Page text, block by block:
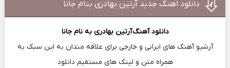
دانلود اهنگ جدید آرتین بهادری بنام جانا
دانلود آهنگآرتین بهادری به نام جانا
آرشیو آهنگ های ایرانی و خارجی برای علاقه مندان به این سبک به
همراه متن و لینک های مستقیم دانلود